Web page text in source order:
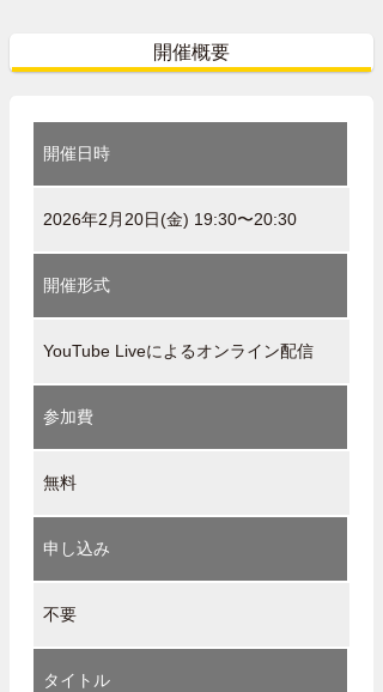
開催概要
開催日時
2026年2月20日(金) 19:30〜20:30
開催形式
YouTube Liveによるオンライン配信
参加費
無料
申し込み
不要
タイトル